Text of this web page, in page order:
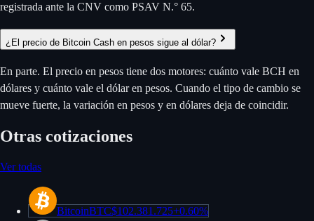
registrada ante la CNV como PSAV N.° 65.
¿El precio de Bitcoin Cash en pesos sigue al dólar?
En parte. El precio en pesos tiene dos motores: cuánto vale BCH en
dólares y cuánto vale el dólar en pesos. Cuando el tipo de cambio se
mueve fuerte, la variación en pesos y en dólares deja de coincidir.
Otras cotizaciones
Ver todas
BitcoinBTC$102.381.725+0.60%